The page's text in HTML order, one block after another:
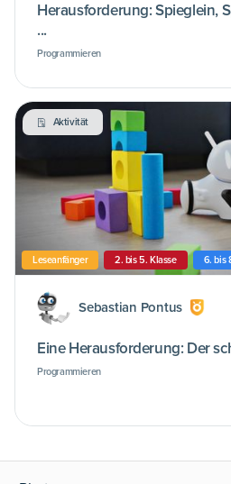
Herausforderung: Spieglein,
...
Programmieren
Aktivität
Leseanfänger 2. bis 5. Klasse 6. bis
Sebastian Pontus
Eine Herausforderung: Der
Programmieren